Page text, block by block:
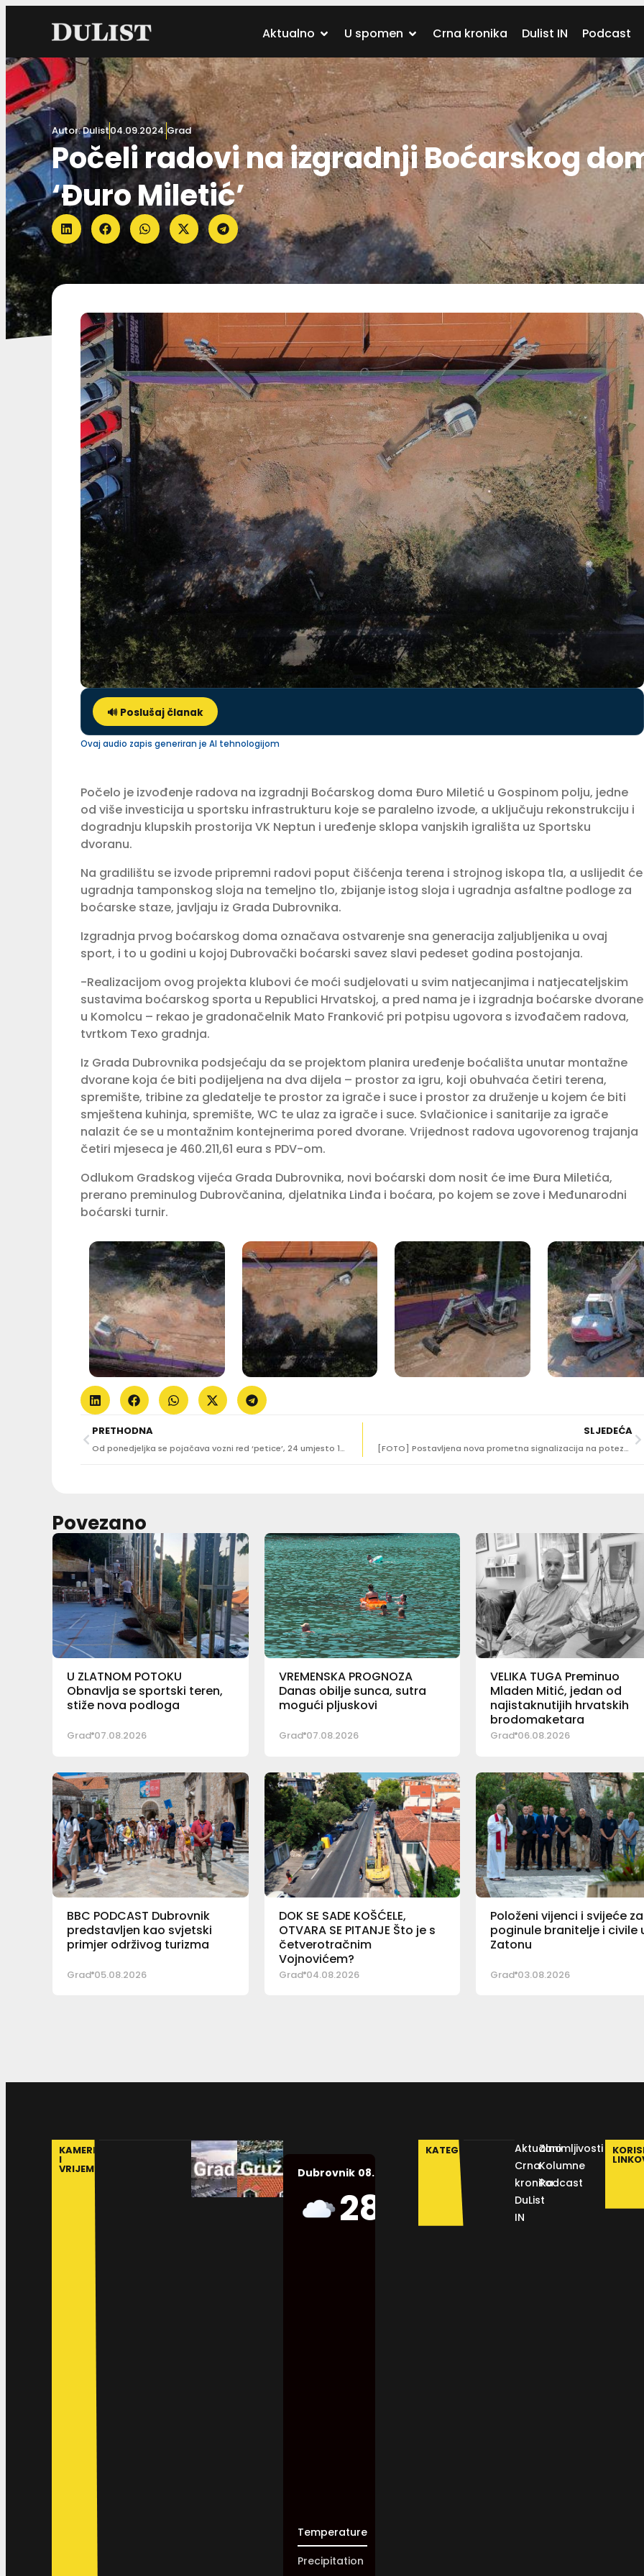
Aktualno U spomen Crna kronika Dulist IN Podcast
Autor:Dulist04.09.2024.Grad
Počeli radovi na izgradnji Boćarskog
‘Đuro Miletić’
🔊 Poslušaj članak
Ovaj audio zapis generiran je AI tehnologijom
Počelo je izvođenje radova na izgradnji Boćarskog doma Đuro Miletić u Gospinom polju, jedne
od više investicija u sportsku infrastrukturu koje se paralelno izvode, a uključuju rekonstrukciju i
dogradnju klupskih prostorija VK Neptun i uređenje sklopa vanjskih igrališta uz Sportsku
dvoranu.
Na gradilištu se izvode pripremni radovi poput čišćenja terena i strojnog iskopa tla, a uslijedit će
ugradnja tamponskog sloja na temeljno tlo, zbijanje istog sloja i ugradnja asfaltne podloge za
boćarske staze, javljaju iz Grada Dubrovnika.
Izgradnja prvog boćarskog doma označava ostvarenje sna generacija zaljubljenika u ovaj
sport, i to u godini u kojoj Dubrovački boćarski savez slavi pedeset godina postojanja.
-Realizacijom ovog projekta klubovi će moći sudjelovati u svim natjecanjima i natjecateljskim
sustavima boćarskog sporta u Republici Hrvatskoj, a pred nama je i izgradnja boćarske dvorane
u Komolcu – rekao je gradonačelnik Mato Franković pri potpisu ugovora s izvođačem radova,
tvrtkom Texo gradnja.
Iz Grada Dubrovnika podsjećaju da se projektom planira uređenje boćališta unutar montažne
dvorane koja će biti podijeljena na dva dijela – prostor za igru, koji obuhvaća četiri terena,
spremište, tribine za gledatelje te prostor za igrače i suce i prostor za druženje u kojem će biti
smještena kuhinja, spremište, WC te ulaz za igrače i suce. Svlačionice i sanitarije za igrače
nalazit će se u montažnim kontejnerima pored dvorane. Vrijednost radova ugovorenog trajanja
četiri mjeseca je 460.211,61 eura s PDV-om.
Odlukom Gradskog vijeća Grada Dubrovnika, novi boćarski dom nosit će ime Đura Miletića,
prerano preminulog Dubrovčanina, djelatnika Linđa i boćara, po kojem se zove i Međunarodni
boćarski turnir.
PRETHODNA
Od ponedjeljka se pojačava vozni red ‘petice’, 24 umjesto 13 polazaka
SLJEDEĆA
[FOTO] Postavljena nova prometna signalizacija na potezu od Boninova do Pila
Povezano
U ZLATNOM POTOKU
Obnavlja se sportski teren,
stiže nova podloga
Grad 07.08.2026
VREMENSKA PROGNOZA
Danas obilje sunca, sutra
mogući pljuskovi
Grad 07.08.2026
VELIKA TUGA Preminuo
Mladen Mitić, jedan od
najistaknutijih hrvatskih
brodomaketara
Grad 06.08.2026
BBC PODCAST Dubrovnik
predstavljen kao svjetski
primjer održivog turizma
Grad 05.08.2026
DOK SE SADE KOŠĆELE,
OTVARA SE PITANJE Što je s
četverotračnim
Vojnovićem?
Grad 04.08.2026
Položeni vijenci i svijeće za
poginule branitelje i civile
Zatonu
Grad 03.08.2026
KAMERE
I
VRIJEME Dubrovnik 08.08.2026.
28
Humidity:
Temperature
Precipitation
KATEGORIJE
Aktualno
Crna
kronika
DuList
IN
Zanimljivosti
Kolumne
Podcast